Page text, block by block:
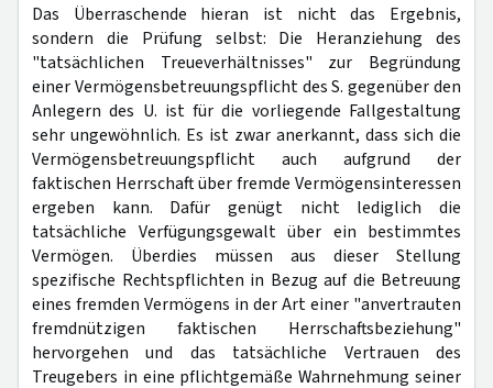
Das Überraschende hieran ist nicht das Ergebnis,
sondern die Prüfung selbst: Die Heranziehung des
"tatsächlichen Treueverhältnisses" zur Begründung
einer Vermögensbetreuungspflicht des S. gegenüber den
Anlegern des U. ist für die vorliegende Fallgestaltung
sehr ungewöhnlich. Es ist zwar anerkannt, dass sich die
Vermögensbetreuungspflicht auch aufgrund der
faktischen Herrschaft über fremde Vermögensinteressen
ergeben kann. Dafür genügt nicht lediglich die
tatsächliche Verfügungsgewalt über ein bestimmtes
Vermögen. Überdies müssen aus dieser Stellung
spezifische Rechtspflichten in Bezug auf die Betreuung
eines fremden Vermögens in der Art einer "anvertrauten
fremdnützigen faktischen Herrschaftsbeziehung"
hervorgehen und das tatsächliche Vertrauen des
Treugebers in eine pflichtgemäße Wahrnehmung seiner